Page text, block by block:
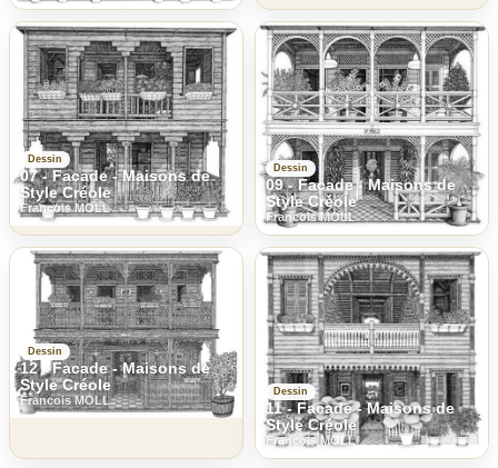
Dessin
07 - Facade - Maisons de
Style Créole
Francois MOLL
Dessin
09 - Facade - Maisons de
Style Créole
Francois MOLL
Dessin
12 - Facade - Maisons de
Style Créole
Francois MOLL
Dessin
11 - Facade - Maisons de
Style Créole
Francois MOLL